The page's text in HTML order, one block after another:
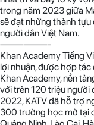
trong năm 2023 giữa
sẽ đạt những thành
người dân Việt Nam.
——————-
Khan Academy Tiếng
lợi nhuận, được hợp
Khan Academy, nền
với trên 120 triệu người
2022, KATV đã hỗ trợ
300 trường học mở tại